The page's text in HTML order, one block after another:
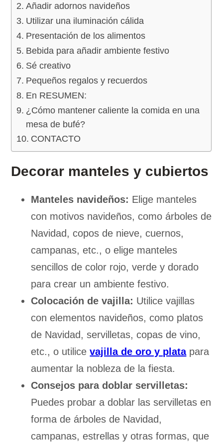
Añadir adornos navideños
Utilizar una iluminación cálida
Presentación de los alimentos
Bebida para añadir ambiente festivo
Sé creativo
Pequeños regalos y recuerdos
En RESUMEN:
¿Cómo mantener caliente la comida en una
mesa de bufé?
CONTACTO
Decorar manteles y cubiertos
Manteles navideños: Elige manteles
con motivos navideños, como árboles de
Navidad, copos de nieve, cuernos,
campanas, etc., o elige manteles
sencillos de color rojo, verde y dorado
para crear un ambiente festivo.
Colocación de vajilla: Utilice vajillas
con elementos navideños, como platos
de Navidad, servilletas, copas de vino,
etc., o utilice vajilla de oro y platapara
aumentar la nobleza de la fiesta.
Consejos para doblar servilletas:
Puedes probar a doblar las servilletas en
forma de árboles de Navidad,
campanas, estrellas y otras formas, que